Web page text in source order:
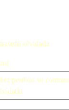
olvidada
perdido su